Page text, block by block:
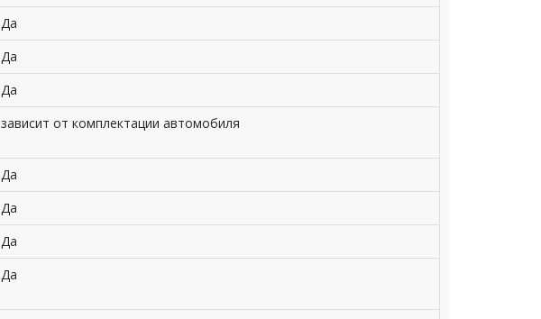
Да
Да
Да
зависит от комплектации автомобиля
Да
Да
Да
Да